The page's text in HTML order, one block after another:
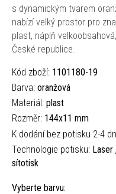
s dynamickým tvarem
nabízí velký prostor pro
plast, náplň
České republice.
Kód zboží: 1101180-19
Barva: oranžová
Materiál: plast
Rozměr: 144x11 mm
K dodání bez potisku 2-4
Technologie potisku: Laser
sítotisk
Vyberte barvu: